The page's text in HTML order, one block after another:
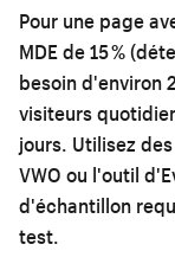
Pour une page
MDE de 15 %
besoin d'environ
visiteurs
jours. Utilisez
VWO ou l'outil
d'échantillon
test.